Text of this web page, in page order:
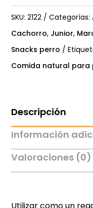
SKU:2122 Categorías:
Cachorro, Junior,
Snacks perro
Comida natural para
Descripción
Información
Valoraciones (0)